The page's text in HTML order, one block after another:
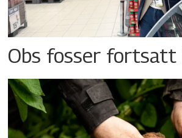
Obs fosser fortsatt